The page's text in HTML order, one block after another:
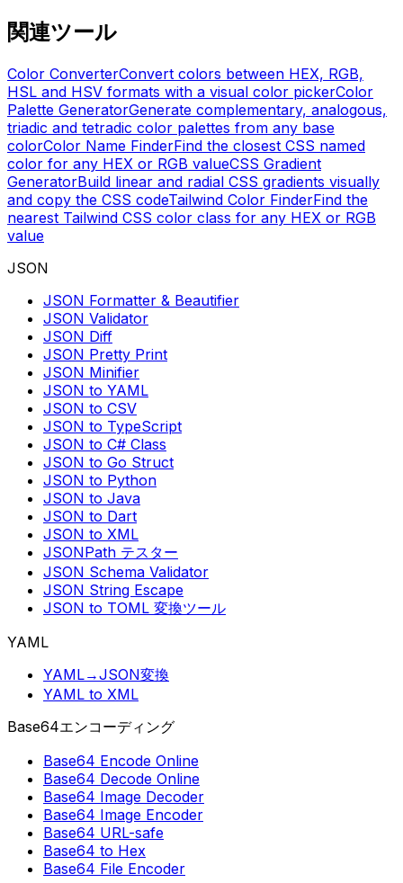
関連ツール
Color ConverterConvert colors between HEX, RGB,
HSL and HSV formats with a visual color pickerColor
Palette GeneratorGenerate complementary, analogous,
triadic and tetradic color palettes from any base
colorColor Name FinderFind the closest CSS named
color for any HEX or RGB valueCSS Gradient
GeneratorBuild linear and radial CSS gradients visually
and copy the CSS codeTailwind Color FinderFind the
nearest Tailwind CSS color class for any HEX or RGB
value
JSON
JSON Formatter & Beautifier
JSON Validator
JSON Diff
JSON Pretty Print
JSON Minifier
JSON to YAML
JSON to CSV
JSON to TypeScript
JSON to C# Class
JSON to Go Struct
JSON to Python
JSON to Java
JSON to Dart
JSON to XML
JSONPath テスター
JSON Schema Validator
JSON String Escape
JSON to TOML 変換ツール
YAML
YAML→JSON変換
YAML to XML
Base64エンコーディング
Base64 Encode Online
Base64 Decode Online
Base64 Image Decoder
Base64 Image Encoder
Base64 URL-safe
Base64 to Hex
Base64 File Encoder